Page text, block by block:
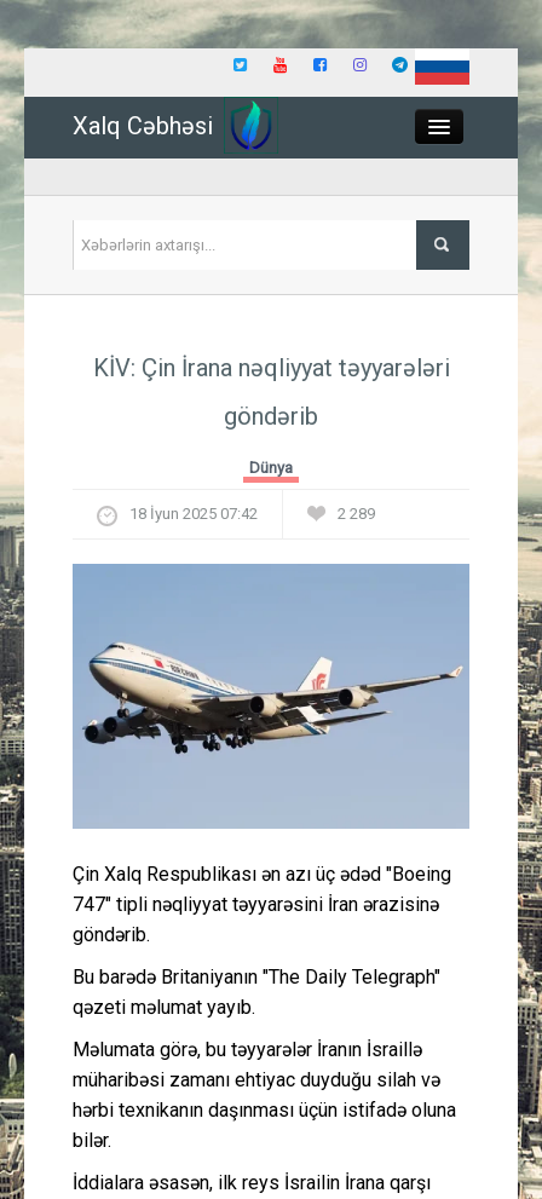
Xalq Cəbhəsi
İqtisadiyyat
Güney Azərbaycan
Müsahibə
Gündəm
KİV: Çin İrana nəqliyyat təyyarələri
göndərib
Dünya
18 İyun 2025 07:42 2 289
Çin Xalq Respublikası ən azı üç ədəd "Boeing
747" tipli nəqliyyat təyyarəsini İran ərazisinə
göndərib.
Bu barədə Britaniyanın "The Daily Telegraph"
qəzeti məlumat yayıb.
Məlumata görə, bu təyyarələr İranın İsraillə
müharibəsi zamanı ehtiyac duyduğu silah və
hərbi texnikanın daşınması üçün istifadə oluna
bilər.
İddialara əsasən, ilk reys İsrailin İrana qarşı